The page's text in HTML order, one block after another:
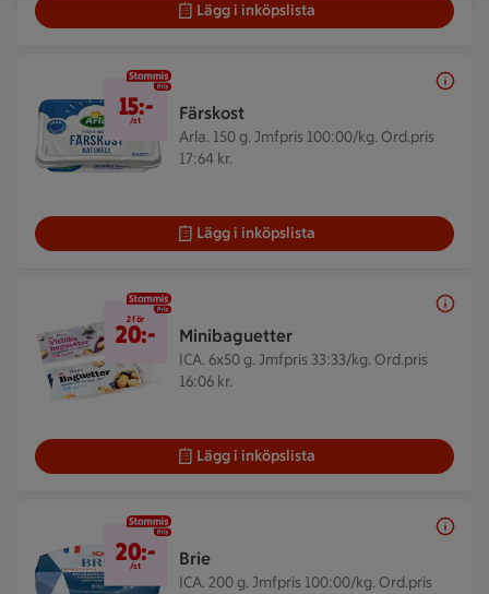
Lägg i inköpslista
Färskost
Arla. 150 g. Jmfpris 100:00/kg. Ord.pris
17:64 kr.
15 kr/st
15:-
/st
Lägg i inköpslista
Minibaguetter
ICA. 6x50 g. Jmfpris 33:33/kg. Ord.pris
16:06 kr.
2 för 20 kr
2 för
20:-
Lägg i inköpslista
Brie
ICA. 200 g. Jmfpris 100:00/kg. Ord.pris
20 kr/st
20:-
/st